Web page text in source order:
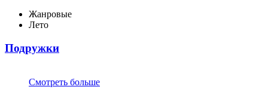
Жанровые
Лето
Подружки
Смотреть больше